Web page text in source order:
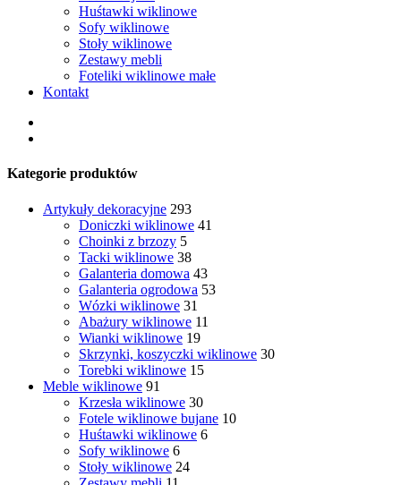
Huśtawki wiklinowe
Sofy wiklinowe
Stoły wiklinowe
Zestawy mebli
Foteliki wiklinowe małe
Kontakt
Kategorie produktów
Artykuły dekoracyjne 293
Doniczki wiklinowe 41
Choinki z brzozy 5
Tacki wiklinowe 38
Galanteria domowa 43
Galanteria ogrodowa 53
Wózki wiklinowe 31
Abażury wiklinowe 11
Wianki wiklinowe 19
Skrzynki, koszyczki wiklinowe 30
Torebki wiklinowe 15
Meble wiklinowe 91
Krzesła wiklinowe 30
Fotele wiklinowe bujane 10
Huśtawki wiklinowe 6
Sofy wiklinowe 6
Stoły wiklinowe 24